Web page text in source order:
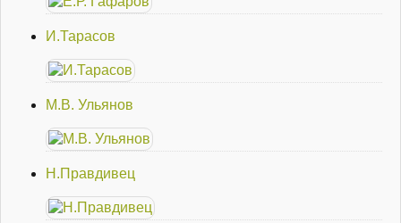
И.Тарасов
М.В. Ульянов
Н.Правдивец